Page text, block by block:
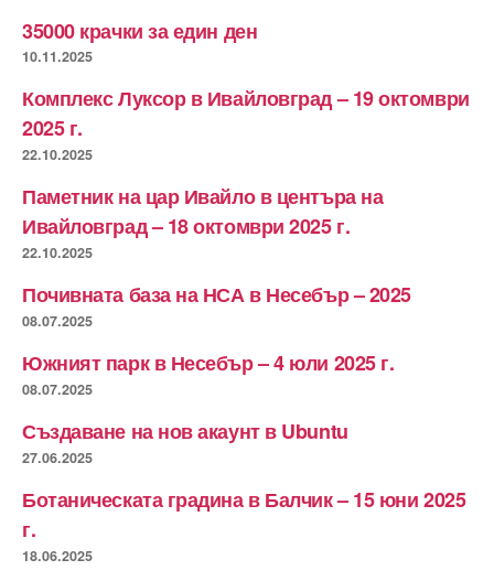
35000 крачки за един ден
10.11.2025
Комплекс Луксор в Ивайловград – 19 октомври
2025 г.
22.10.2025
Паметник на цар Ивайло в центъра на
Ивайловград – 18 октомври 2025 г.
22.10.2025
Почивната база на НСА в Несебър – 2025
08.07.2025
Южният парк в Несебър – 4 юли 2025 г.
08.07.2025
Създаване на нов акаунт в Ubuntu
27.06.2025
Ботаническата градина в Балчик – 15 юни 2025
г.
18.06.2025